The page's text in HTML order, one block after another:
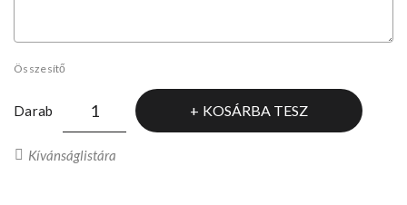
Összesítő
Darab KOSÁRBA TESZ
Kívánságlistára